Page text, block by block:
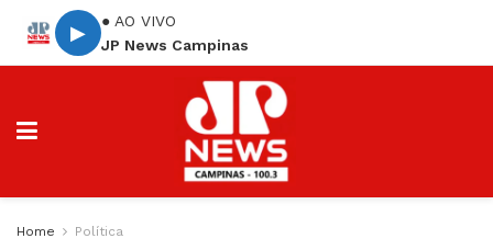
▶
● AO VIVO
JP News Campinas
Home Política